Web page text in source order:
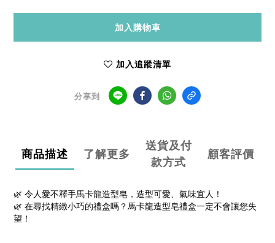
加入購物車
加入追蹤清單
分享到
商品描述 了解更多
送貨及付
款方式
顧客評價
🌿 令人愛不釋手馬卡龍造型皂，造型可愛、氣味宜人！
🌿 在尋找精緻小巧的禮盒嗎？馬卡龍造型皂禮盒一定不會讓您失
望！